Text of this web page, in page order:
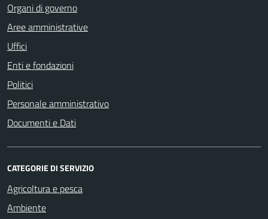
Organi di governo
Aree amministrative
Uffici
Enti e fondazioni
Politici
Personale amministrativo
Documenti e Dati
CATEGORIE DI SERVIZIO
Agricoltura e pesca
Ambiente